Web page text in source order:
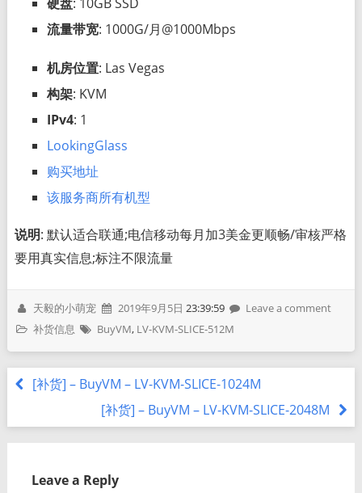
流量带宽: 1000G/月@1000Mbps
机房位置: Las Vegas
构架: KVM
IPv4: 1
LookingGlass
购买地址
该服务商所有机型
说明: 默认适合联通;电信移动每月加3美金更顺畅/审核严格
要用真实信息;标注不限流量
天毅的小萌宠 2019年9月5日 23:39:59
Leave a comment
补货信息
BuyVM, LV-KVM-SLICE-512M
[补货] – BuyVM – LV-KVM-SLICE-1024M
[补货] – BuyVM – LV-KVM-SLICE-2048M
Leave a Reply